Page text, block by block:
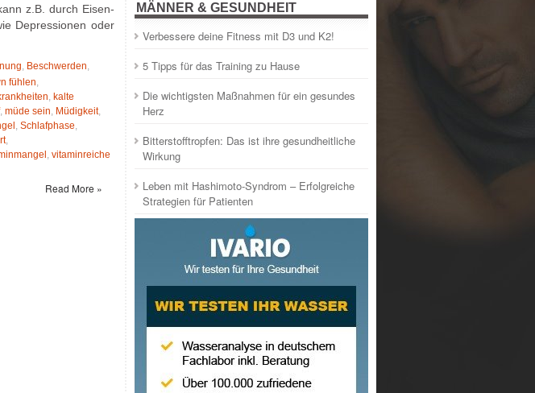
z.B. durch Eisen-
Depressionen oder
, Beschwerden,
fühlen,
, kalte
, müde sein, Müdigkeit,
, Schlafphase,
,
, vitaminreiche
Read More »
MÄNNER & GESUNDHEIT
Verbessere deine Fitness mit D3 und K2!
5 Tipps für das Training zu Hause
Die wichtigsten Maßnahmen für ein gesundes
Herz
Bitterstofftropfen: Das ist ihre gesundheitliche
Wirkung
Leben mit Hashimoto-Syndrom – Erfolgreiche
Strategien für Patienten